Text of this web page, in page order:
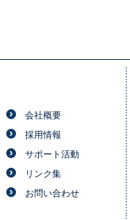
会社概要
採用情報
サポート活動
リンク集
お問い合わせ